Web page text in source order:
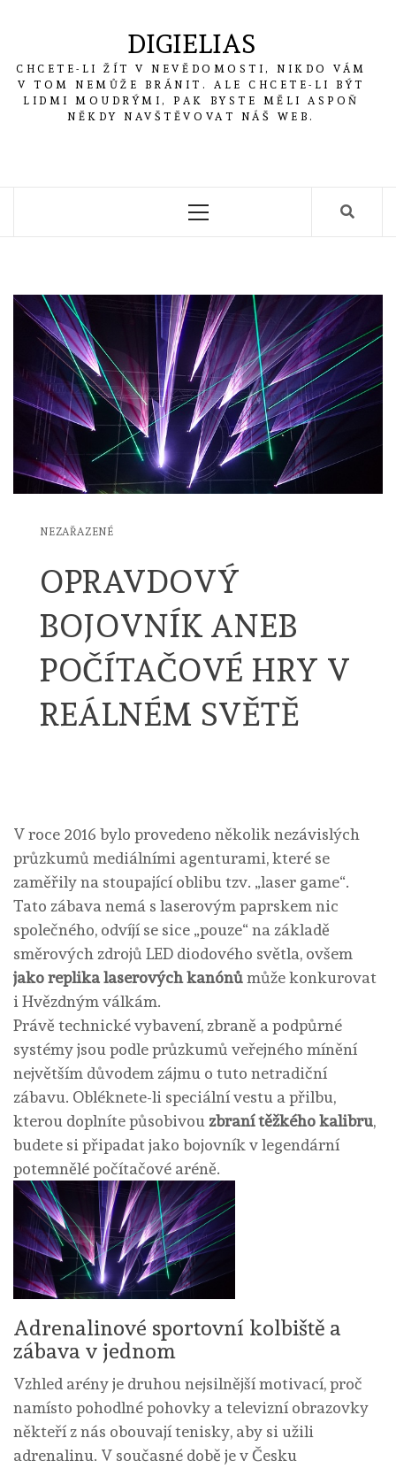
DIGIELIAS
CHCETE-LI ŽÍT V NEVĚDOMOSTI, NIKDO VÁM
V TOM NEMŮŽE BRÁNIT. ALE CHCETE-LI BÝT
LIDMI MOUDRÝMI, PAK BYSTE MĚLI ASPOŇ
NĚKDY NAVŠTĚVOVAT NÁŠ WEB.
NEZAŘAZENÉ
OPRAVDOVÝ
BOJOVNÍK ANEB
POČÍTAČOVÉ HRY V
REÁLNÉM SVĚTĚ
V roce 2016 bylo provedeno několik nezávislých
průzkumů mediálními agenturami, které se
zaměřily na stoupající oblibu tzv. „laser game“.
Tato zábava nemá s laserovým paprskem nic
společného, odvíjí se sice „pouze“ na základě
směrových zdrojů LED diodového světla, ovšem
jako replika laserových kanónůmůže konkurovat
i Hvězdným válkám.
Právě technické vybavení, zbraně a podpůrné
systémy jsou podle průzkumů veřejného mínění
největším důvodem zájmu o tuto netradiční
zábavu. Obléknete-li speciální vestu a přilbu,
kterou doplníte působivou zbraní těžkého kalibru,
budete si připadat jako bojovník v legendární
potemnělé počítačové aréně.
Adrenalinové sportovní kolbiště a
zábava v jednom
Vzhled arény je druhou nejsilnější motivací, proč
namísto pohodlné pohovky a televizní obrazovky
někteří z nás obouvají tenisky, aby si užili
adrenalinu. V současné době je v Česku